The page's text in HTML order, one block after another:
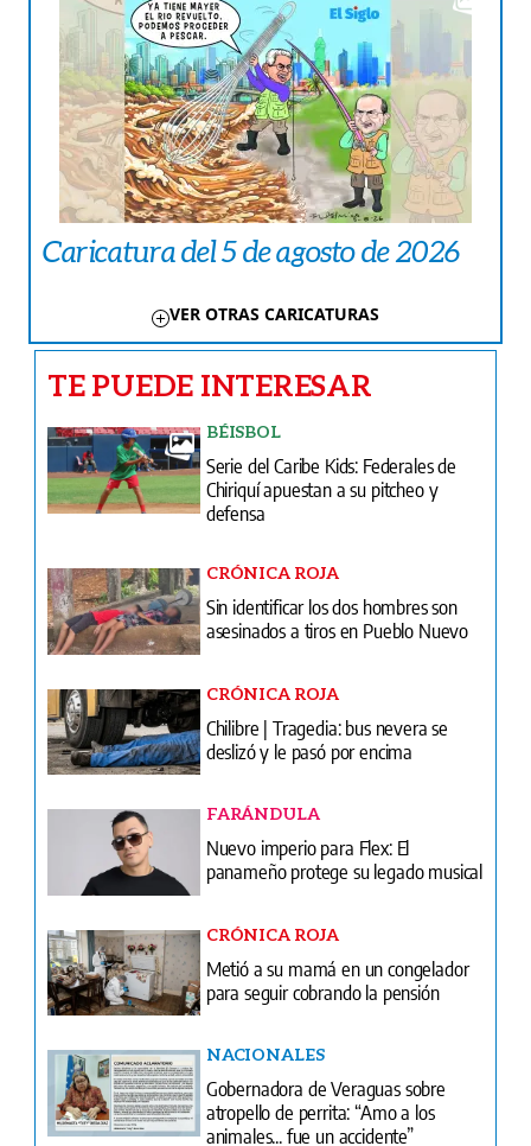
Caricatura del 5 de agosto de 2026
VER OTRAS CARICATURAS
TE PUEDE INTERESAR
BÉISBOL
Serie del Caribe Kids: Federales de
Chiriquí apuestan a su pitcheo y
defensa
CRÓNICA ROJA
Sin identificar los dos hombres son
asesinados a tiros en Pueblo Nuevo
CRÓNICA ROJA
Chilibre | Tragedia: bus nevera se
deslizó y le pasó por encima
FARÁNDULA
Nuevo imperio para Flex: El
panameño protege su legado musical
CRÓNICA ROJA
Metió a su mamá en un congelador
para seguir cobrando la pensión
NACIONALES
Gobernadora de Veraguas sobre
atropello de perrita: “Amo a los
animales... fue un accidente”